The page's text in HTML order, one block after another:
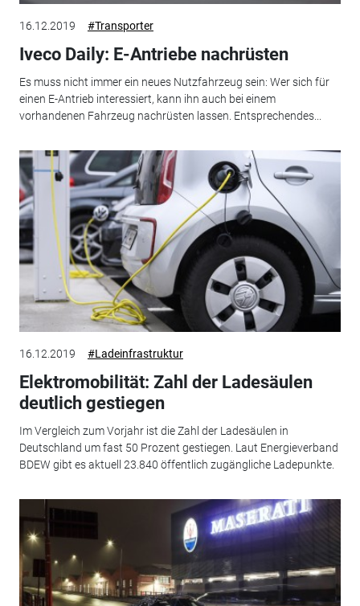
16.12.2019 #Transporter
Iveco Daily: E-Antriebe nachrüsten
Es muss nicht immer ein neues Nutzfahrzeug sein: Wer sich für
einen E-Antrieb interessiert, kann ihn auch bei einem
vorhandenen Fahrzeug nachrüsten lassen. Entsprechendes...
16.12.2019 #Ladeinfrastruktur
Elektromobilität: Zahl der Ladesäulen
deutlich gestiegen
Im Vergleich zum Vorjahr ist die Zahl der Ladesäulen in
Deutschland um fast 50 Prozent gestiegen. Laut Energieverband
BDEW gibt es aktuell 23.840 öffentlich zugängliche Ladepunkte.